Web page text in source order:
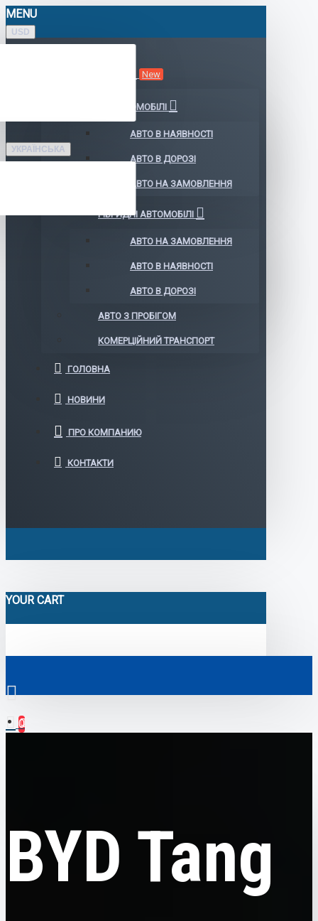
MENU
USD
УКРАЇНСЬКА
New
ЕЛЕКТРОМОБІЛІ
АВТО В НАЯВНОСТІ
АВТО В ДОРОЗІ
АВТО НА ЗАМОВЛЕННЯ
ГІБРИДНІ АВТОМОБІЛІ
АВТО НА ЗАМОВЛЕННЯ
АВТО В НАЯВНОСТІ
АВТО В ДОРОЗІ
АВТО З ПРОБІГОМ
КОМЕРЦІЙНИЙ ТРАНСПОРТ
ГОЛОВНА
НОВИНИ
ПРО КОМПАНИЮ
КОНТАКТИ
YOUR CART
0
Електромобілі
Комерційний транспорт
Ваш кошик порожній!
BYD Tang